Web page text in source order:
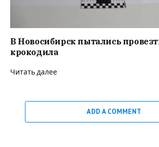
В Новосибирск пытались
крокодила
Читать далее
ADD A COMMENT